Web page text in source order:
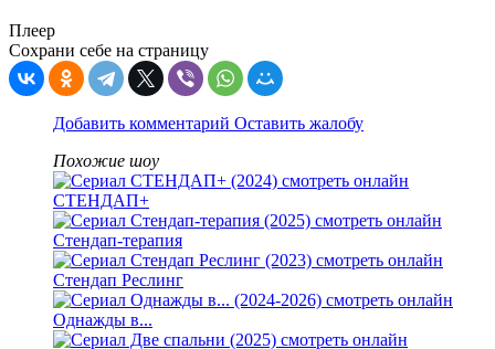
Плеер
Сохрани себе на страницу
Добавить комментарий Оставить жалобу
Похожие шоу
СТЕНДАП+
Стендап-терапия
Стендап Реслинг
Однажды в...